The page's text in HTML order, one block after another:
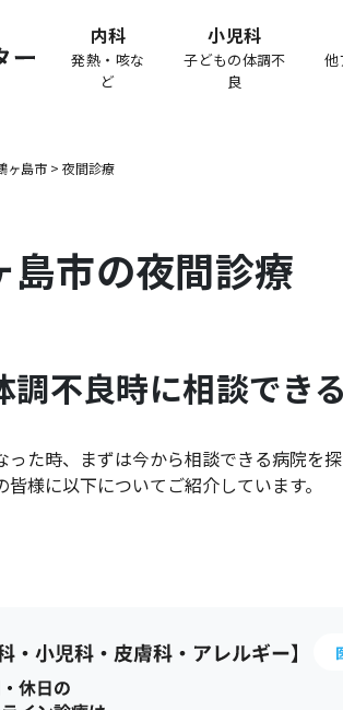
内科
発熱・咳な
ど
小児科
子どもの体調不
良
他
ヶ島市 > 夜間診療
島市の夜間診療
調不良時に相談でき
った時、まずは今から相談できる病院を
皆様に以下についてご紹介しています。